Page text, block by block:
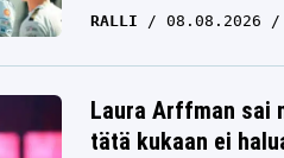
RALLI 08.08.2026
Laura Arffman sai
tätä kukaan ei